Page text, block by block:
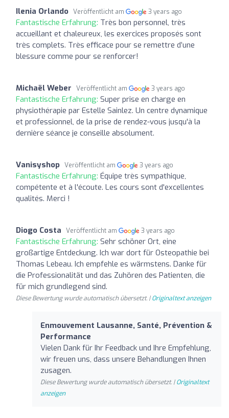
Ilenia Orlando Veröffentlicht am 3 years ago
Fantastische Erfahrung: Très bon personnel, très
accueillant et chaleureux, les exercices proposés sont
très complets. Très efficace pour se remettre d’une
blessure comme pour se renforcer!
Michaël Weber Veröffentlicht am 3 years ago
Fantastische Erfahrung: Super prise en charge en
physiothérapie par Estelle Sainlez. Un centre dynamique
et professionnel, de la prise de rendez-vous jusqu'à la
dernière séance je conseille absolument.
Vanisyshop Veröffentlicht am 3 years ago
Fantastische Erfahrung: Équipe très sympathique,
compétente et à l'écoute. Les cours sont d'excellentes
qualités. Merci !
Diogo Costa Veröffentlicht am 3 years ago
Fantastische Erfahrung: Sehr schöner Ort, eine
großartige Entdeckung. Ich war dort für Osteopathie bei
Thomas Lebeau. Ich empfehle es wärmstens. Danke für
die Professionalität und das Zuhören des Patienten, die
für mich grundlegend sind.
Diese Bewertung wurde automatisch übersetzt. |Originaltext anzeigen
Enmouvement Lausanne, Santé, Prévention &
Performance
Vielen Dank für Ihr Feedback und Ihre Empfehlung,
wir freuen uns, dass unsere Behandlungen Ihnen
zusagen.
Diese Bewertung wurde automatisch übersetzt. |Originaltext
anzeigen